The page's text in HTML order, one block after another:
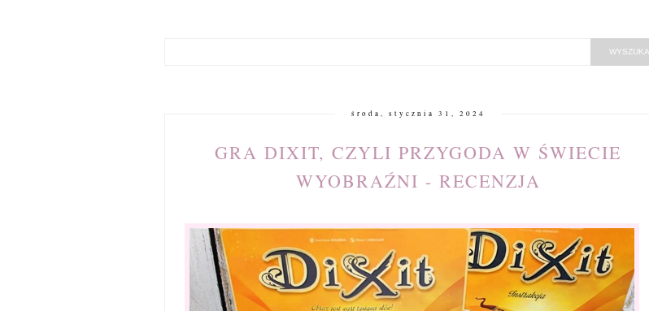
środa, stycznia 31, 2024
GRA DIXIT, CZYLI PRZYGODA W ŚWIECIE
WYOBRAŹNI - RECENZJA